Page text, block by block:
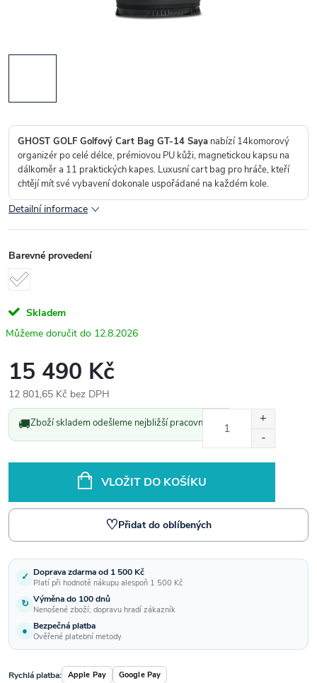
GHOST GOLF Golfový Cart Bag GT-14 Saya nabízí 14komorový
organizér po celé délce, prémiovou PU kůži, magnetickou kapsu na
dálkoměr a 11 praktických kapes. Luxusní cart bag pro hráče, kteří
chtějí mít své vybavení dokonale uspořádané na každém kole.
Detailní informace
Barevné provedení
Skladem
12.8.2026
15 490 Kč
12 801,65 Kč bez DPH
Měrná
cena:
🚚Zboží skladem odešleme nejbližší pracovní den.
VLOŽIT DO KOŠÍKU
♡Přidat do oblíbených
✓ Doprava zdarma od 1 500 Kč
Platí při hodnotě nákupu alespoň 1 500 Kč
↻ Výměna do 100 dnů
Nenošené zboží; dopravu hradí zákazník
● Bezpečná platba
Ověřené platební metody
Rychlá platba: Apple Pay Google Pay